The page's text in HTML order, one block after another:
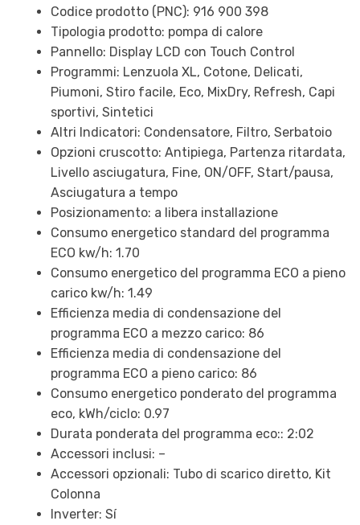
Codice prodotto (PNC): 916 900 398
Tipologia prodotto: pompa di calore
Pannello: Display LCD con Touch Control
Programmi: Lenzuola XL, Cotone, Delicati,
Piumoni, Stiro facile, Eco, MixDry, Refresh, Capi
sportivi, Sintetici
Altri Indicatori: Condensatore, Filtro, Serbatoio
Opzioni cruscotto: Antipiega, Partenza ritardata,
Livello asciugatura, Fine, ON/OFF, Start/pausa,
Asciugatura a tempo
Posizionamento: a libera installazione
Consumo energetico standard del programma
ECO kw/h: 1.70
Consumo energetico del programma ECO a pieno
carico kw/h: 1.49
Efficienza media di condensazione del
programma ECO a mezzo carico: 86
Efficienza media di condensazione del
programma ECO a pieno carico: 86
Consumo energetico ponderato del programma
eco, kWh/ciclo: 0.97
Durata ponderata del programma eco:: 2:02
Accessori inclusi: –
Accessori opzionali: Tubo di scarico diretto, Kit
Colonna
Inverter: Sí